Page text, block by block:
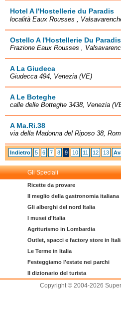
Hotel A l'Hostellerie du Paradis
località Eaux Rousses ,
Ostello A l'Hostellerie Du Paradis
Frazione Eaux Rousses ,
A La Giudeca
Giudecca 494, Venezia (VE)
A Le Boteghe
calle delle Botteghe 3438, Venezia
A Ma.Ri.38
via della Madonna del Riposo 38,
Indietro 5 6 7 8 9 10 11 12 13
Gli Speciali
Ricette da provare
Il meglio della gastronomia italiana
Gli alberghi del nord Italia
I musei d'Italia
Agriturismo in Lombardia
Outlet, spacci e factory store in
Le Terme in Italia
Festeggiamo l'estate nei parchi
Il dizionario del turista
Copyright © 2004-2026